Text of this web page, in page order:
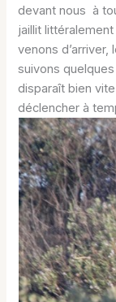
devant nous à
jaillit
venons
suivons
disparaît bien
déclencher à